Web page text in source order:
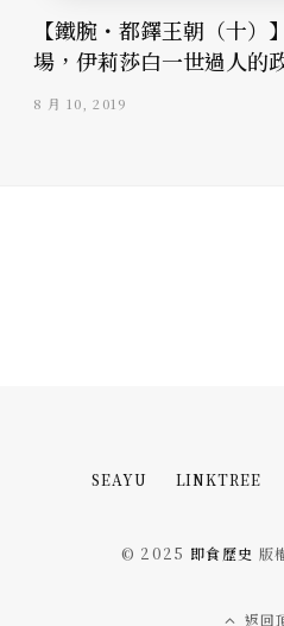
【鐵腕・都鐸王朝（十
場，伊莉莎白一世過人的
8 月 10, 2019
SEAYU LINKTREE
© 2025 即食歷史 版
返回